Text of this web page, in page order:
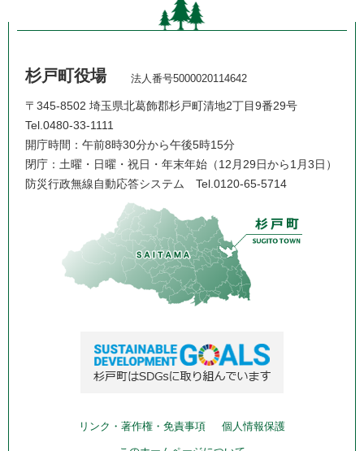
杉戸町役場 法人番号5000020114642
〒345-8502 埼玉県北葛飾郡杉戸町清地2丁目9番29号
Tel.0480-33-1111
開庁時間：午前8時30分から午後5時15分
閉庁：土曜・日曜・祝日・年末年始（12月29日から1月3日）
防災行政無線自動応答システム Tel.0120-65-5714
リンク・著作権・免責事項 個人情報保護